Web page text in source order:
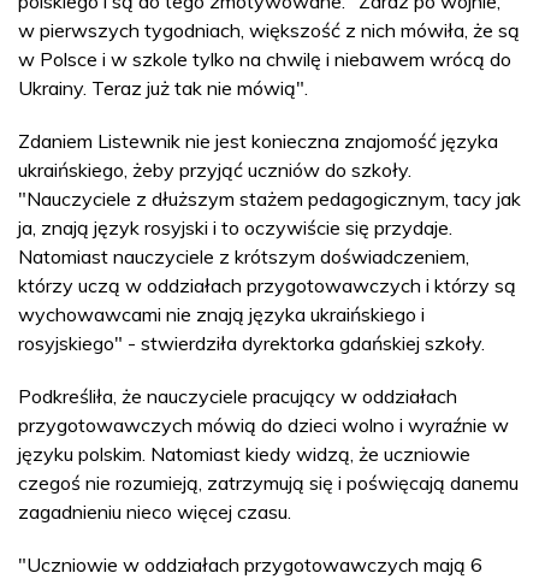
w pierwszych tygodniach, większość z nich mówiła, że są
w Polsce i w szkole tylko na chwilę i niebawem wrócą do
Ukrainy. Teraz już tak nie mówią".
Zdaniem Listewnik nie jest konieczna znajomość języka
ukraińskiego, żeby przyjąć uczniów do szkoły.
"Nauczyciele z dłuższym stażem pedagogicznym, tacy jak
ja, znają język rosyjski i to oczywiście się przydaje.
Natomiast nauczyciele z krótszym doświadczeniem,
którzy uczą w oddziałach przygotowawczych i którzy są
wychowawcami nie znają języka ukraińskiego i
rosyjskiego" - stwierdziła dyrektorka gdańskiej szkoły.
Podkreśliła, że nauczyciele pracujący w oddziałach
przygotowawczych mówią do dzieci wolno i wyraźnie w
języku polskim. Natomiast kiedy widzą, że uczniowie
czegoś nie rozumieją, zatrzymują się i poświęcają danemu
zagadnieniu nieco więcej czasu.
"Uczniowie w oddziałach przygotowawczych mają 6